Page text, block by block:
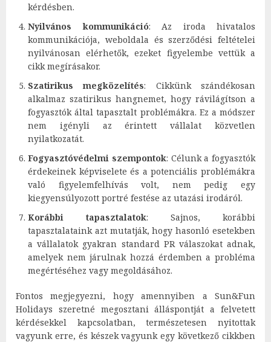
kérdésben.
Nyilvános kommunikáció: Az iroda hivatalos
kommunikációja, weboldala és szerződési feltételei
nyilvánosan elérhetők, ezeket figyelembe vettük a
cikk megírásakor.
Szatirikus megközelítés: Cikkünk szándékosan
alkalmaz szatirikus hangnemet, hogy rávilágítson a
fogyasztók által tapasztalt problémákra. Ez a módszer
nem igényli az érintett vállalat közvetlen
nyilatkozatát.
Fogyasztóvédelmi szempontok: Célunk a fogyasztók
érdekeinek képviselete és a potenciális problémákra
való figyelemfelhívás volt, nem pedig egy
kiegyensúlyozott portré festése az utazási irodáról.
Korábbi tapasztalatok: Sajnos, korábbi
tapasztalataink azt mutatják, hogy hasonló esetekben
a vállalatok gyakran standard PR válaszokat adnak,
amelyek nem járulnak hozzá érdemben a probléma
megértéséhez vagy megoldásához.
Fontos megjegyezni, hogy amennyiben a Sun&Fun
Holidays szeretné megosztani álláspontját a felvetett
kérdésekkel kapcsolatban, természetesen nyitottak
vagyunk erre, és készek vagyunk egy következő cikkben